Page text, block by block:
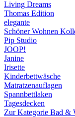
Living Dreams
Thomas Edition
elegante
Schöner Wohnen
Pip Studio
JOOP!
Janine
Irisette
Kinderbettwäsche
Matratzenauflagen
Spannbettlaken
Tagesdecken
Zur Kategorie Bad &